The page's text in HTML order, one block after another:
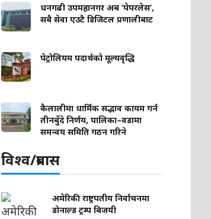
धनगढी उपमहानगर अब ‘पेपरलेस’,
सबै सेवा एउटै डिजिटल प्रणालीबाट
पेट्रोलियम पदार्थको मूल्यवृद्धि
कैलालीमा धार्मिक सद्भाव कायम गर्न
तीनबुँदे निर्णय, पालिका–वडामा
समन्वय समिति गठन गरिने
विश्व/प्रबास
अमेरिकी राष्ट्रपतीय निर्वाचनमा
डोनाल्ड ट्रम्प बिजयी